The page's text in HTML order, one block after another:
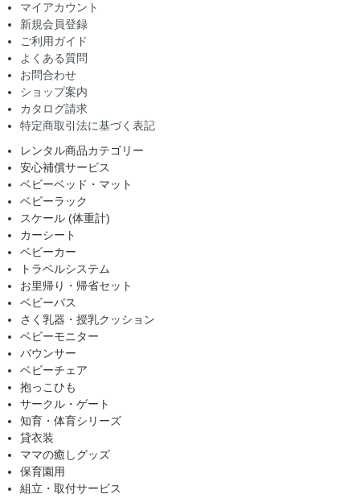
マイアカウント
新規会員登録
ご利用ガイド
よくある質問
お問合わせ
ショップ案内
カタログ請求
特定商取引法に基づく表記
レンタル商品カテゴリー
安心補償サービス
ベビーベッド・マット
ベビーラック
スケール (体重計)
カーシート
ベビーカー
トラベルシステム
お里帰り・帰省セット
ベビーバス
さく乳器・授乳クッション
ベビーモニター
バウンサー
ベビーチェア
抱っこひも
サークル・ゲート
知育・体育シリーズ
貸衣装
ママの癒しグッズ
保育園用
組立・取付サービス